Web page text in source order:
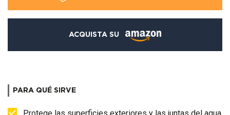
ACQUISTA SU
PARA QUÉ SIRVE